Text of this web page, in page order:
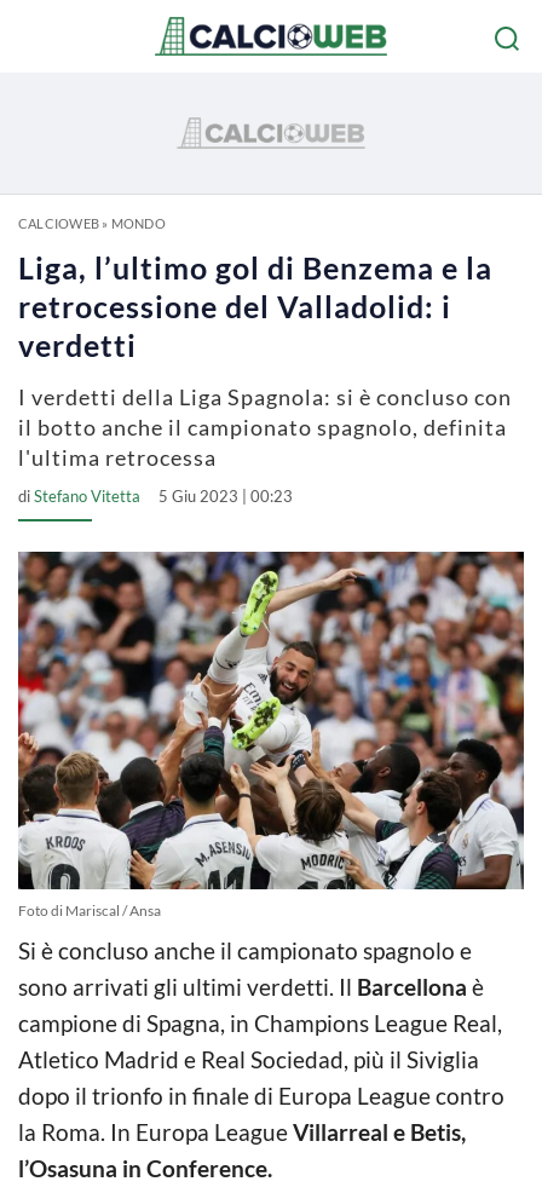
CALCIOWEB» MONDO
Liga, l’ultimo gol di Benzema e la
retrocessione del Valladolid: i
verdetti
I verdetti della Liga Spagnola: si è concluso con
il botto anche il campionato spagnolo, definita
l'ultima retrocessa
diStefano Vitetta 5 Giu 2023 | 00:23
Foto di Mariscal / Ansa
Si è concluso anche il campionato spagnolo e
sono arrivati gli ultimi verdetti. Il Barcellona è
campione di Spagna, in Champions League Real,
Atletico Madrid e Real Sociedad, più il Siviglia
dopo il trionfo in finale di Europa League contro
la Roma. In Europa LeagueVillarreal e Betis,
l’Osasuna in Conference.